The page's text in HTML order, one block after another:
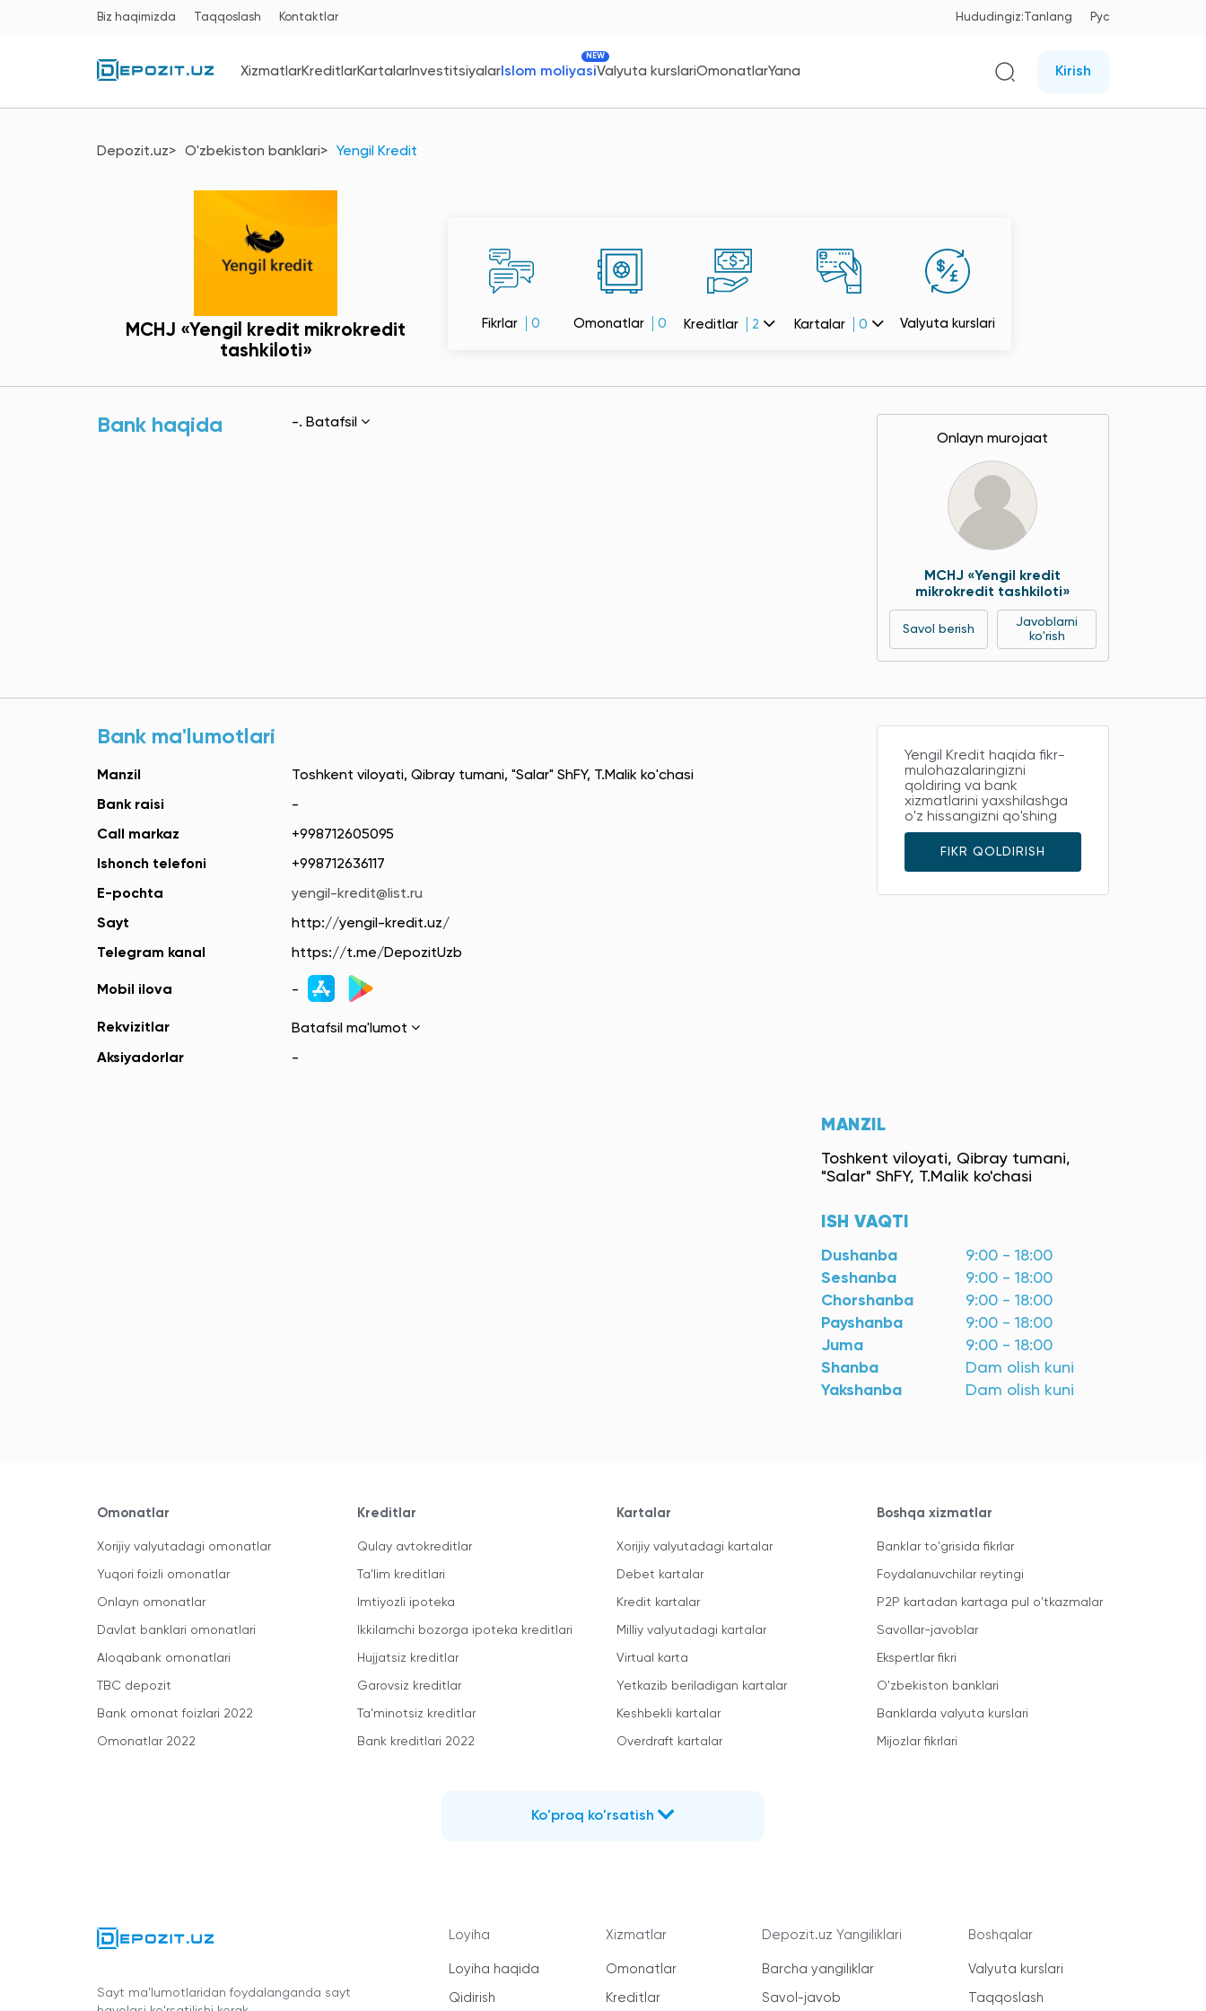
Biz haqimizda Taqqoslash Kontaktlar Hududingiz:Tanlang Рус
XizmatlarKreditlarKartalarInvestitsiyalarIslom moliyasi
NEW
Valyuta kurslariOmonatlarYana Kirish
Depozit.uz O'zbekiston banklari Yengil Kredit
MCHJ «Yengil kredit mikrokredit
tashkiloti»
Fikrlar 0 Omonatlar 0 Kreditlar 2 Kartalar 0 Valyuta kurslari
Bank haqida -. Batafsil
Onlayn murojaat
MCHJ «Yengil kredit
mikrokredit tashkiloti»
Savol berish
Javoblarni
ko'rish
Bank ma'lumotlari
Manzil Toshkent viloyati, Qibray tumani, "Salar" ShFY, T.Malik ko'chasi
Bank raisi -
Call markaz +998712605095
Ishonch telefoni +998712636117
E-pochta yengil-kredit@list.ru
Sayt http://yengil-kredit.uz/
Telegram kanal https://t.me/DepozitUzb
Mobil ilova -
Rekvizitlar Batafsil ma'lumot
Aksiyadorlar -
Yengil Kredit haqida fikr-
mulohazalaringizni
qoldiring va bank
xizmatlarini yaxshilashga
o'z hissangizni qo'shing
FIKR QOLDIRISH
MANZIL
Toshkent viloyati, Qibray tumani,
"Salar" ShFY, T.Malik ko'chasi
ISH VAQTI
Dushanba
9:00 - 18:00
Seshanba
9:00 - 18:00
Chorshanba
9:00 - 18:00
Payshanba
9:00 - 18:00
Juma
9:00 - 18:00
Shanba
Dam olish kuni
Yakshanba
Dam olish kuni
Omonatlar
Xorijiy valyutadagi omonatlar
Yuqori foizli omonatlar
Onlayn omonatlar
Davlat banklari omonatlari
Aloqabank omonatlari
TBC depozit
Bank omonat foizlari 2022
Omonatlar 2022
Kreditlar
Qulay avtokreditlar
Ta'lim kreditlari
Imtiyozli ipoteka
Ikkilamchi bozorga ipoteka kreditlari
Hujjatsiz kreditlar
Garovsiz kreditlar
Ta'minotsiz kreditlar
Bank kreditlari 2022
Kartalar
Xorijiy valyutadagi kartalar
Debet kartalar
Kredit kartalar
Milliy valyutadagi kartalar
Virtual karta
Yetkazib beriladigan kartalar
Keshbekli kartalar
Overdraft kartalar
Boshqa xizmatlar
Banklar to'grisida fikrlar
Foydalanuvchilar reytingi
P2P kartadan kartaga pul o'tkazmalar
Savollar-javoblar
Ekspertlar fikri
O'zbekiston banklari
Banklarda valyuta kurslari
Mijozlar fikrlari
Ko'proq ko'rsatish
Sayt ma'lumotlaridan foydalanganda sayt
Loyiha
Loyiha haqida
Qidirish
Xizmatlar
Omonatlar
Kreditlar
Depozit.uz Yangiliklari
Barcha yangiliklar
Savol-javob
Boshqalar
Valyuta kurslari
Taqqoslash